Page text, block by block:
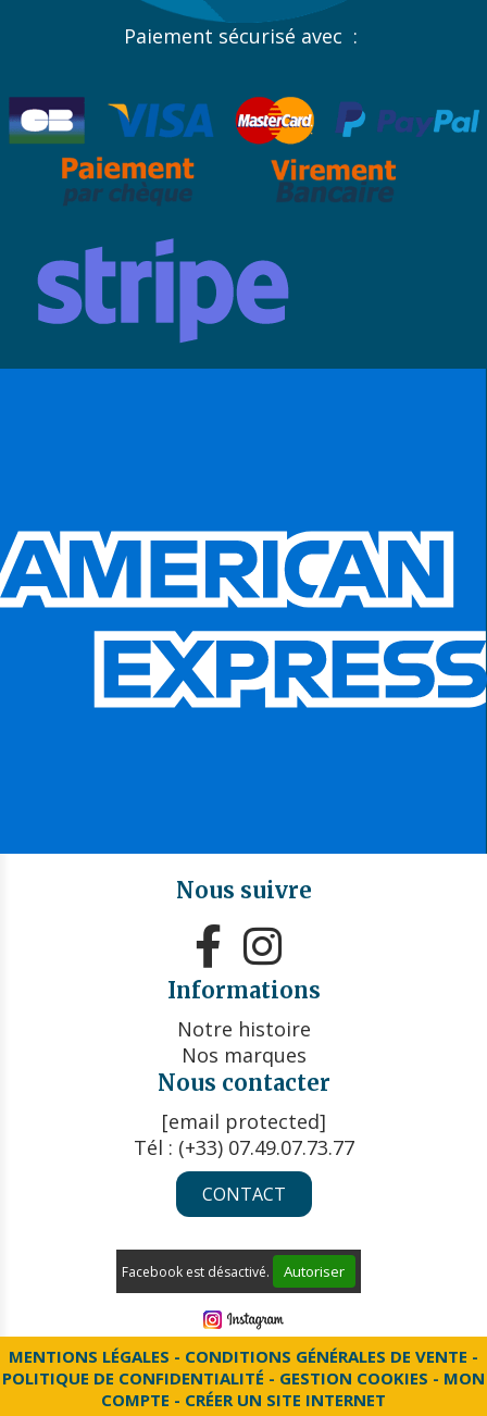
Paiement sécurisé avec :
Nous suivre
 
Informations
Notre histoire
Nos marques
Nous contacter
[email protected]
Tél : (+33) 07.49.07.73.77
CONTACT
Facebook est désactivé. Autoriser
MENTIONS LÉGALES
CONDITIONS GÉNÉRALES DE VENTE
POLITIQUE DE CONFIDENTIALITÉ
GESTION COOKIES
MON
COMPTE
CRÉER UN SITE INTERNET